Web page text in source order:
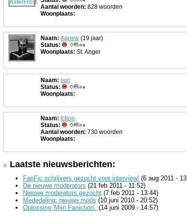
Aantal woorden: 828 woorden
Woonplaats:
Naam: Agnew (19 jaar)
Status:
Woonplaats: St. Anger
Naam: sun
Status:
Woonplaats:
Naam: fction
Status:
Aantal woorden: 730 woorden
Woonplaats:
Laatste nieuwsberichten:
FanFic schrijvers gezocht voor interview! (6 aug 2011 -
De nieuwe moderators (21 feb 2011 - 11:52)
Nieuwe moderators gezocht (7 feb 2011 - 13:44)
Mededeling: nieuwe mods (10 juni 2010 - 20:52)
Oplossing 'Mijn Faniction'. (14 juni 2009 - 14:57)